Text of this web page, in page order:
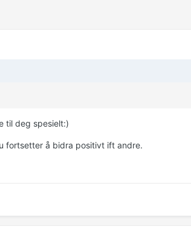
til deg spesielt:)
fortsetter å bidra positivt ift andre.